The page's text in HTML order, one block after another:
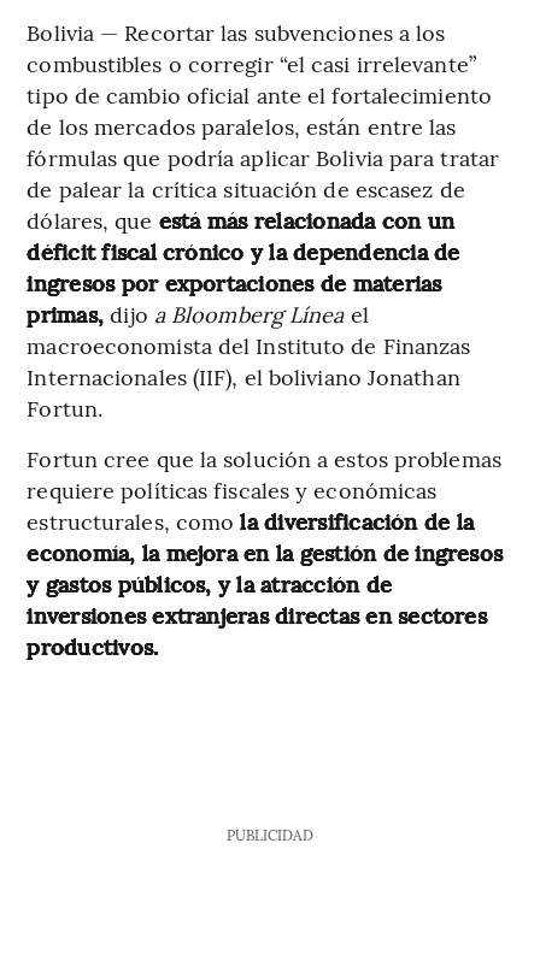
Bolivia — Recortar las subvenciones a los
combustibles o corregir “el casi irrelevante”
tipo de cambio oficial ante el fortalecimiento
de los mercados paralelos, están entre las
fórmulas que podría aplicar Bolivia para tratar
de palear la crítica situación de escasez de
dólares, que está más relacionada con un
déficit fiscal crónico y la dependencia de
ingresos por exportaciones de materias
primas,dijo a Bloomberg Línea el
macroeconomista del Instituto de Finanzas
Internacionales (IIF), el boliviano Jonathan
Fortun.
Fortun cree que la solución a estos problemas
requiere políticas fiscales y económicas
estructurales, comola diversificación de la
economía, la mejora en la gestión de ingresos
y gastos públicos, y la atracción de
inversiones extranjeras directas en sectores
productivos.
PUBLICIDAD